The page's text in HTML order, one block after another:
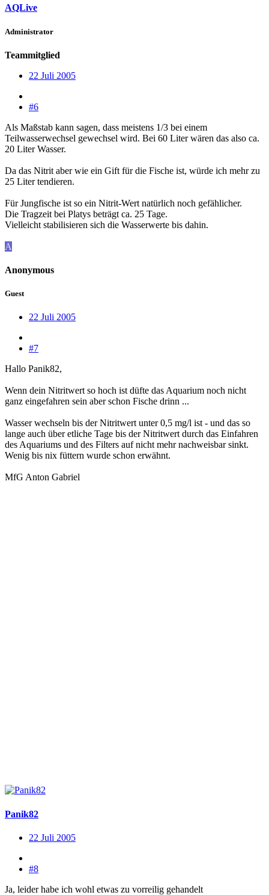
AQLive
Administrator
Teammitglied
22 Juli 2005
#6
Als Maßstab kann sagen, dass meistens 1/3 bei einem
Teilwasserwechsel gewechsel wird. Bei 60 Liter wären das also ca.
20 Liter Wasser.
Da das Nitrit aber wie ein Gift für die Fische ist, würde ich mehr zu
25 Liter tendieren.
Für Jungfische ist so ein Nitrit-Wert natürlich noch gefählicher.
Die Tragzeit bei Platys beträgt ca. 25 Tage.
Vielleicht stabilisieren sich die Wasserwerte bis dahin.
A
Anonymous
Guest
22 Juli 2005
#7
Hallo Panik82,
Wenn dein Nitritwert so hoch ist düfte das Aquarium noch nicht
ganz eingefahren sein aber schon Fische drinn ...
Wasser wechseln bis der Nitritwert unter 0,5 mg/l ist - und das so
lange auch über etliche Tage bis der Nitritwert durch das Einfahren
des Aquariums und des Filters auf nicht mehr nachweisbar sinkt.
Wenig bis nix füttern wurde schon erwähnt.
MfG Anton Gabriel
Panik82
22 Juli 2005
#8
Ja, leider habe ich wohl etwas zu vorreilig gehandelt